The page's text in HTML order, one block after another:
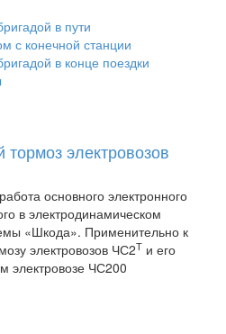
в пути
с конечной станции
в конце поездки
электровозов
основного электронного
в электродинамическом
«Шкода». Применительно к
электровозов ЧС2Т и его
электровозе ЧС200